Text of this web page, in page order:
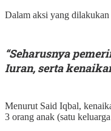
Dalam aksi yang dilakukan
“Seharusnya
Iuran, serta
Menurut Said Iqbal,
3 orang anak (satu